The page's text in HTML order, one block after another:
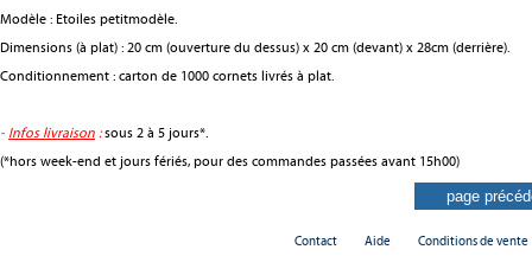
Modèle : Etoiles petitmodèle.
Dimensions (à plat) : 20 cm (ouverture du dessus) x 20 cm (devant) x 28cm (derrière).
Conditionnement : carton de 1000 cornets livrés à plat.
- Infos livraison :sous 2 à 5 jours*.
(*hors week-end et jours fériés, pour des commandes passées avant 15h00)
Contact Aide Conditions de vente